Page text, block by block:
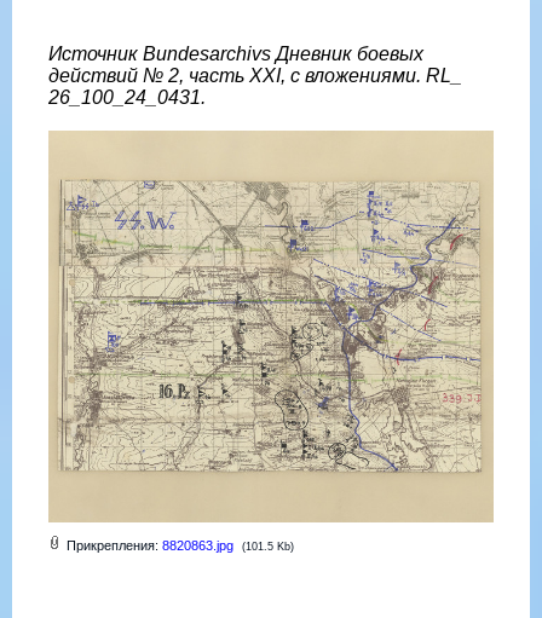
Источник Bundesarchivs Дневник боевых
действий № 2, часть XXI, с вложениями. RL_
26_100_24_0431.
Прикрепления: 8820863.jpg (101.5 Kb)